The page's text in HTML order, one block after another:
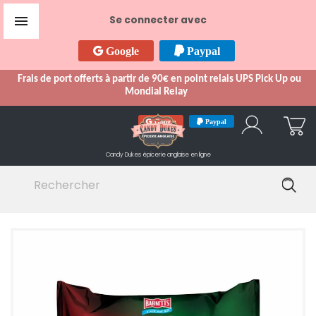
Se connecter avec
Google Paypal
Frais de port offerts à partir de 90€ en point relais UPS Pick Up ou
Mondial Relay

Google Paypal
Candy Dukes épicerie anglaise en ligne